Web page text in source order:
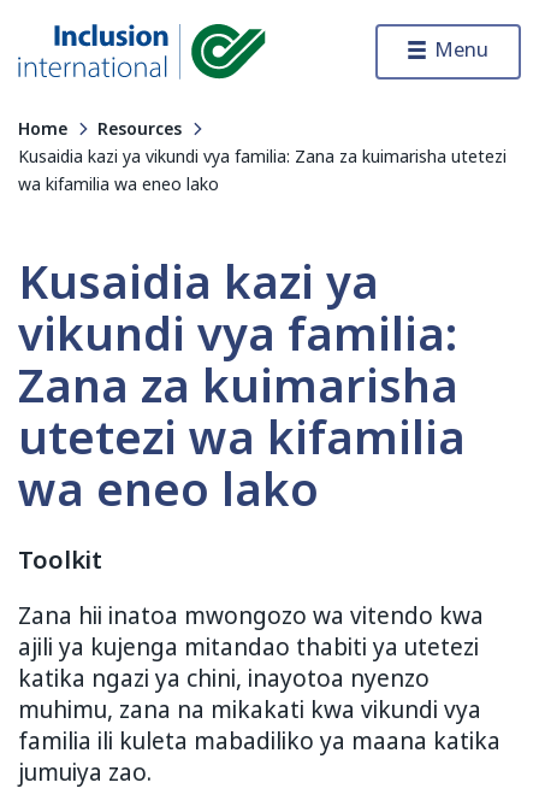
Menu
Home
Resources
Kusaidia kazi ya vikundi vya familia: Zana za kuimarisha utetezi
wa kifamilia wa eneo lako
Kusaidia kazi ya
vikundi vya familia:
Zana za kuimarisha
utetezi wa kifamilia
wa eneo lako
Toolkit
Zana hii inatoa mwongozo wa vitendo kwa
ajili ya kujenga mitandao thabiti ya utetezi
katika ngazi ya chini, inayotoa nyenzo
muhimu, zana na mikakati kwa vikundi vya
familia ili kuleta mabadiliko ya maana katika
jumuiya zao.